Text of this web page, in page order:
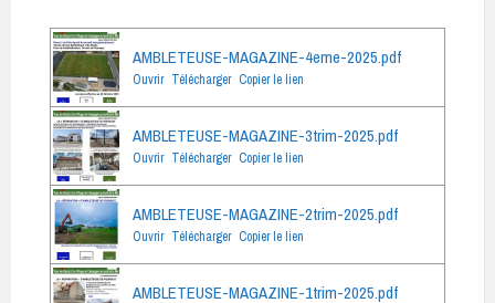
AMBLETEUSE-MAGAZINE-4eme-2025.pdf
Ouvrir Télécharger Copier le lien
AMBLETEUSE-MAGAZINE-3trim-2025.pdf
Ouvrir Télécharger Copier le lien
AMBLETEUSE-MAGAZINE-2trim-2025.pdf
Ouvrir Télécharger Copier le lien
AMBLETEUSE-MAGAZINE-1trim-2025.pdf